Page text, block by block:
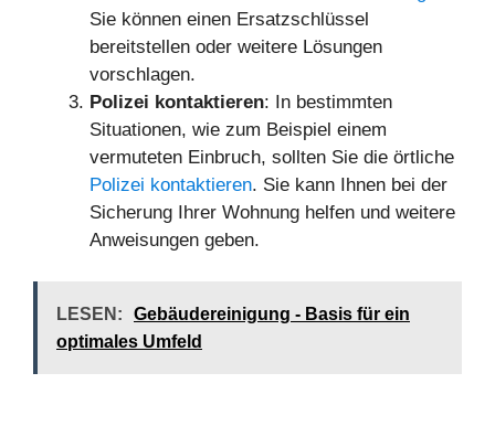
Sie können einen Ersatzschlüssel
bereitstellen oder weitere Lösungen
vorschlagen.
Polizei kontaktieren: In bestimmten
Situationen, wie zum Beispiel einem
vermuteten Einbruch, sollten Sie die örtliche
Polizei kontaktieren. Sie kann Ihnen bei der
Sicherung Ihrer Wohnung helfen und weitere
Anweisungen geben.
LESEN:
Gebäudereinigung - Basis für ein
optimales Umfeld